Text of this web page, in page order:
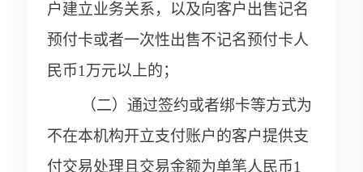
户建立业务关系，以及向客户出售记名
预付卡或者一次性出售不记名预付卡人
民币1万元以上的；
（二）通过签约或者绑卡等方式为
不在本机构开立支付账户的客户提供支
付交易处理且交易金额为单笔人民币1